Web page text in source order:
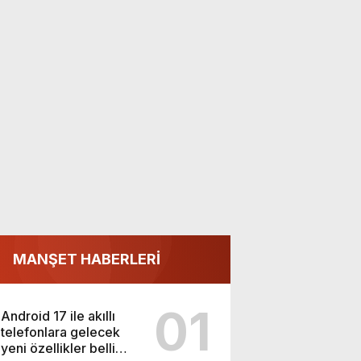
MANŞET HABERLERİ
Android 17 ile akıllı
telefonlara gelecek
yeni özellikler belli
01